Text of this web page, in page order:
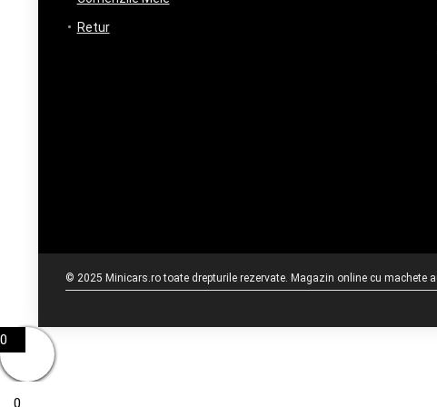
Retur
© 2025 Minicars.ro toate drepturile rezervate. Magazin online cu machete
0
0